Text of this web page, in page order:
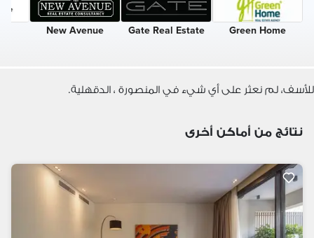
Green Home
Gate Real Estate
New Avenue
للأسف، لم نعثر على أي شيء في المنصورة ، الدقهلية.
نتائج من أماكن أخرى